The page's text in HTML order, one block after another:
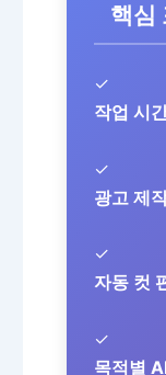
핵심
✓
작업 시
✓
광고 제
✓
자동 컷
✓
목적별